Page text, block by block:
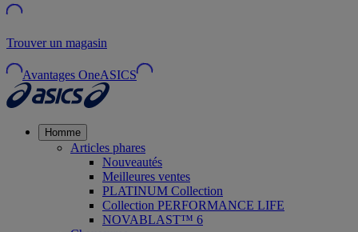
Trouver un magasin
Avantages OneASICS
Homme
Articles phares
Nouveautés
Meilleures ventes
PLATINUM Collection
Collection PERFORMANCE LIFE
NOVABLAST™ 6